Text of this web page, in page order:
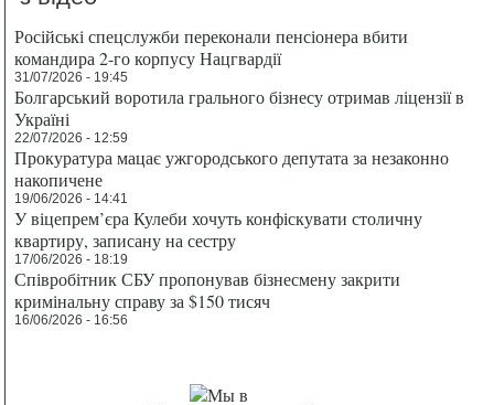
Російські спецслужби переконали пенсіонера вбити
командира 2-го корпусу Нацгвардії
31/07/2026 - 19:45
Болгарський воротила грального бізнесу отримав ліцензії в
Україні
22/07/2026 - 12:59
Прокуратура мацає ужгородського депутата за незаконно
накопичене
19/06/2026 - 14:41
У віцепрем’єра Кулеби хочуть конфіскувати столичну
квартиру, записану на сестру
17/06/2026 - 18:19
Співробітник СБУ пропонував бізнесмену закрити
кримінальну справу за $150 тисяч
16/06/2026 - 16:56